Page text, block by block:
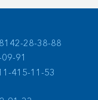
28-38-88
91
415-11-53